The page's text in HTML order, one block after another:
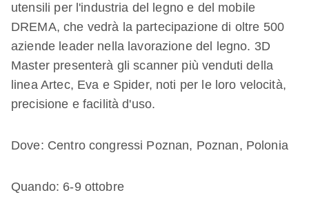
utensili per l'industria del legno e del mobile
DREMA, che vedrà la partecipazione di oltre 500
aziende leader nella lavorazione del legno. 3D
Master presenterà gli scanner più venduti della
linea Artec, Eva e Spider, noti per le loro velocità,
precisione e facilità d'uso.
Dove: Centro congressi Poznan, Poznan, Polonia
Quando: 6-9 ottobre